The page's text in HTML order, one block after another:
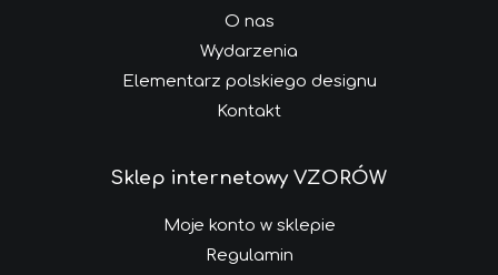
O nas
Wydarzenia
Elementarz polskiego designu
Kontakt
Sklep internetowy VZORÓW
Moje konto w sklepie
Regulamin